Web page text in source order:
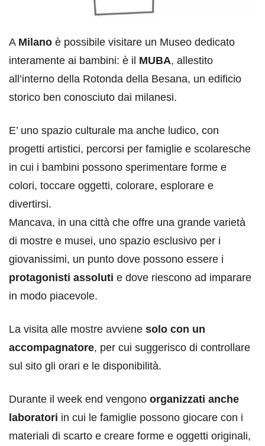
A Milano è possibile visitare un Museo dedicato
interamente ai bambini: è il MUBA, allestito
all’interno della Rotonda della Besana, un edificio
storico ben conosciuto dai milanesi.
E’ uno spazio culturale ma anche ludico, con
progetti artistici, percorsi per famiglie e scolaresche
in cui i bambini possono sperimentare forme e
colori, toccare oggetti, colorare, esplorare e
divertirsi.
Mancava, in una città che offre una grande varietà
di mostre e musei, uno spazio esclusivo per i
giovanissimi, un punto dove possono essere i
protagonisti assoluti e dove riescono ad imparare
in modo piacevole.
La visita alle mostre avviene solo con un
accompagnatore, per cui suggerisco di controllare
sul sito gli orari e le disponibilità.
Durante il week end vengono organizzati anche
laboratori in cui le famiglie possono giocare con i
materiali di scarto e creare forme e oggetti originali,